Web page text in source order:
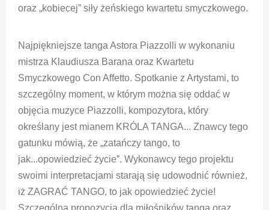
oraz „kobiecej” siły żeńskiego kwartetu smyczkowego.
Najpiękniejsze tanga Astora Piazzolli w wykonaniu
mistrza Klaudiusza Barana oraz Kwartetu
Smyczkowego Con Affetto. Spotkanie z Artystami, to
szczególny moment, w którym można się oddać w
objęcia muzyce Piazzolli, kompozytora, który
określany jest mianem KRÓLA TANGA... Znawcy tego
gatunku mówią, że „zatańczy tango, to
jak...opowiedzieć życie”. Wykonawcy tego projektu
swoimi interpretacjami starają się udowodnić również,
iż ZAGRAĆ TANGO, to jak opowiedzieć życie!
Szczególna propozycja dla miłośników tanga oraz